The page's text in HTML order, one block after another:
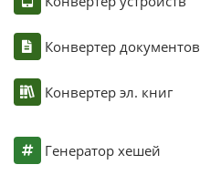
Конвертер документов
Конвертер эл. книг
Генератор хешей